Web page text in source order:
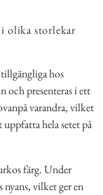
olika storlekar
hos
och presenteras i ett
varandra, vilket
hela setet på
färg. Under
nyans, vilket ger en